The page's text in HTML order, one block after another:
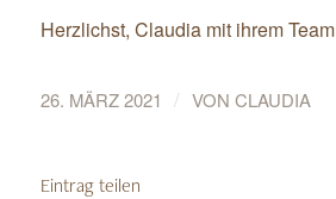
Herzlichst, Claudia mit ihrem Team
26. MÄRZ 2021 / VON CLAUDIA
Eintrag teilen